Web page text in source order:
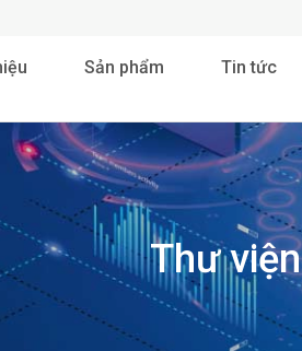
Sản phẩm Tin tức
Thư viện